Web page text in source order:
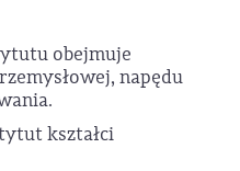
obejmuje
napędu
kształci